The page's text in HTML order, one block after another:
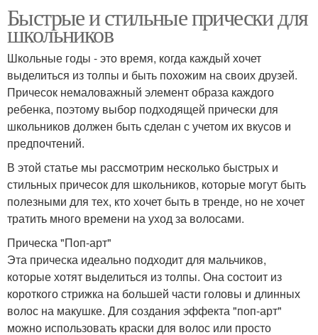
Быстрые и стильные прически для
школьников
Школьные годы - это время, когда каждый хочет
выделиться из толпы и быть похожим на своих друзей.
Причесок немаловажный элемент образа каждого
ребенка, поэтому выбор подходящей прически для
школьников должен быть сделан с учетом их вкусов и
предпочтений.
В этой статье мы рассмотрим несколько быстрых и
стильных причесок для школьников, которые могут быть
полезными для тех, кто хочет быть в тренде, но не хочет
тратить много времени на уход за волосами.
Прическа "Поп-арт"
Эта прическа идеально подходит для мальчиков,
которые хотят выделиться из толпы. Она состоит из
короткого стрижка на большей части головы и длинных
волос на макушке. Для создания эффекта "поп-арт"
можно использовать краски для волос или просто